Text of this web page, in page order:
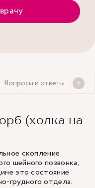
Вопросы и ответы
(холка на
скопление
шейного позвонка,
это состояние
грудного отдела.